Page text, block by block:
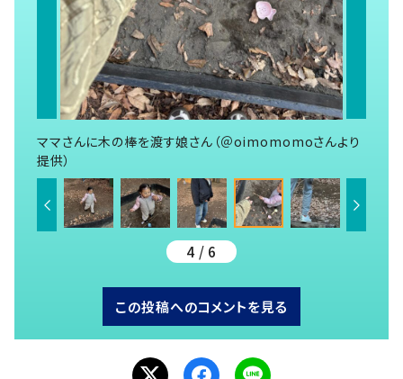
ママさんに木の棒を渡す娘さん（＠oimomomoさんより
提供）
4 / 6
この投稿へのコメントを見る